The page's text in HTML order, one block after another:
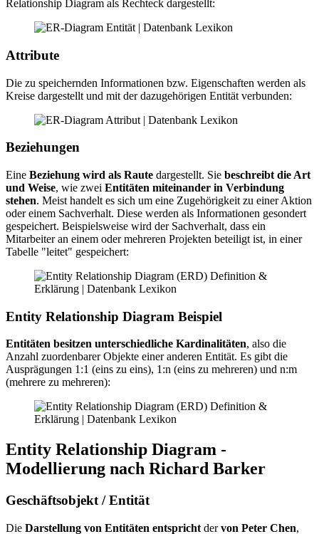
Relationship Diagram als Rechteck dargestellt:
Attribute
Die zu speichernden Informationen bzw. Eigenschaften werden als
Kreise dargestellt und mit der dazugehörigen Entität verbunden:
Beziehungen
Eine Beziehung wird als Raute dargestellt. Sie beschreibt die Art
und Weise, wie zwei Entitäten miteinander in Verbindung
stehen. Meist handelt es sich um eine Zugehörigkeit zu einer Aktion
oder einem Sachverhalt. Diese werden als Informationen gesondert
gespeichert. Beispielsweise wird der Sachverhalt, dass ein
Mitarbeiter an einem oder mehreren Projekten beteiligt ist, in einer
Tabelle "leitet" gespeichert:
Entity Relationship Diagram Beispiel
Entitäten besitzen unterschiedliche Kardinalitäten, also die
Anzahl zuordenbarer Objekte einer anderen Entität. Es gibt die
Ausprägungen 1:1 (eins zu eins), 1:n (eins zu mehreren) und n:m
(mehrere zu mehreren):
Entity Relationship Diagram -
Modellierung nach Richard Barker
Geschäftsobjekt / Entität
Die Darstellung von Entitäten entspricht dervon Peter Chen,